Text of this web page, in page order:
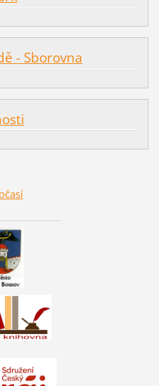
- Sborovna